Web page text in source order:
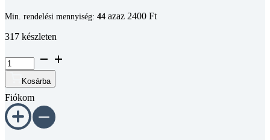
fejű
phillips
kereszthornyos
csavar
DIN
965
4.8
DSB
Kosárba
Fiókom